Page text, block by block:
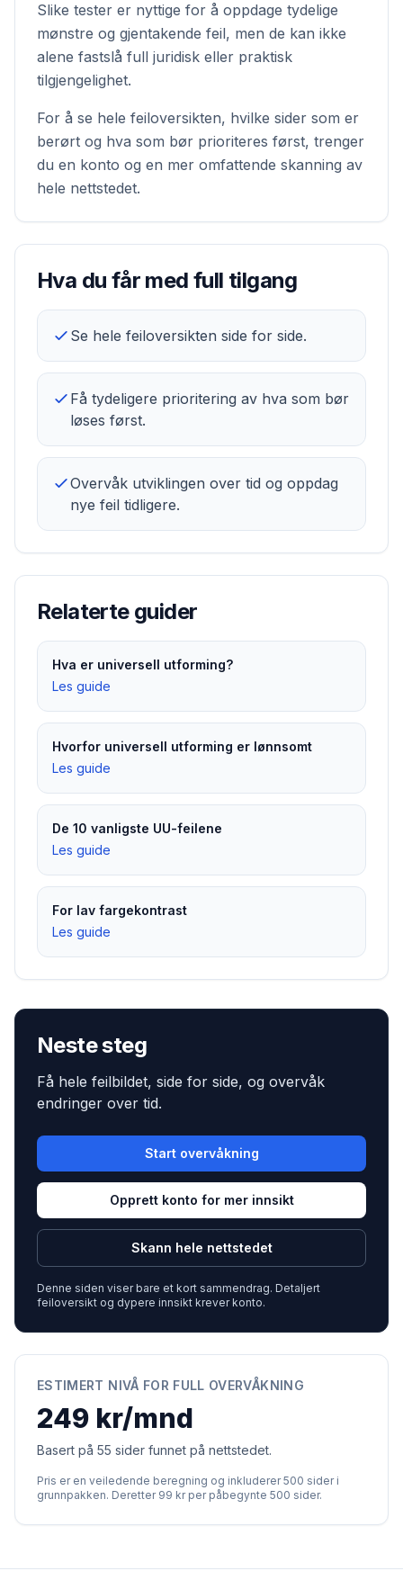
Slike tester er nyttige for å oppdage tydelige
mønstre og gjentakende feil, men de kan ikke
alene fastslå full juridisk eller praktisk
tilgjengelighet.
For å se hele feiloversikten, hvilke sider som er
berørt og hva som bør prioriteres først, trenger
du en konto og en mer omfattende skanning av
hele nettstedet.
Hva du får med full tilgang
Se hele feiloversikten side for side.
Få tydeligere prioritering av hva som bør
løses først.
Overvåk utviklingen over tid og oppdag
nye feil tidligere.
Relaterte guider
Hva er universell utforming?
Les guide
Hvorfor universell utforming er lønnsomt
Les guide
De 10 vanligste UU-feilene
Les guide
For lav fargekontrast
Les guide
Neste steg
Få hele feilbildet, side for side, og overvåk
endringer over tid.
Start overvåkning
Opprett konto for mer innsikt
Skann hele nettstedet
Denne siden viser bare et kort sammendrag. Detaljert
feiloversikt og dypere innsikt krever konto.
ESTIMERT NIVÅ FOR FULL OVERVÅKNING
249 kr/mnd
Basert på 55 sider funnet på nettstedet.
Pris er en veiledende beregning og inkluderer 500 sider i
grunnpakken. Deretter 99 kr per påbegynte 500 sider.